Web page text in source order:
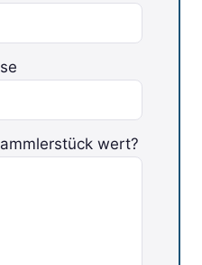
leer. wert?